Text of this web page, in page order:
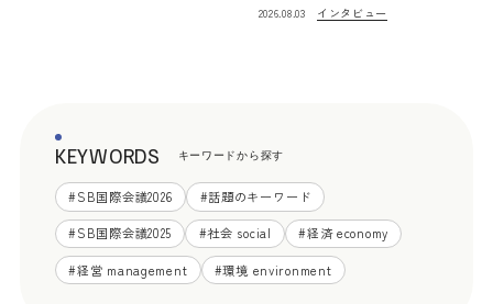
2026.08.03 インタビュー
KEYWORDS キーワードから探す
#SB国際会議2026 #話題のキーワード
#SB国際会議2025 #社会 social #経済 economy
#経営 management #環境 environment